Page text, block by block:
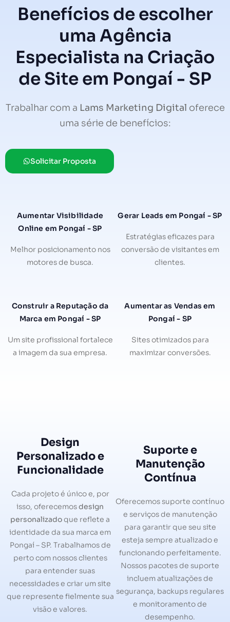
Benefícios de escolher
uma Agência
Especialista na Criação
de Site em Pongaí - SP
Trabalhar com a Lams Marketing Digital oferece
uma série de benefícios:
Solicitar Proposta
Aumentar Visibilidade
Online em Pongaí - SP
Melhor posicionamento nos
motores de busca.
Gerar Leads em Pongaí - SP
Estratégias eficazes para
conversão de visitantes em
clientes.
Construir a Reputação da
Marca em Pongaí - SP
Um site profissional fortalece
a imagem da sua empresa.
Aumentar as Vendas em
Pongaí - SP
Sites otimizados para
maximizar conversões.
Design
Personalizado e
Funcionalidade
Cada projeto é único e, por
isso, oferecemosdesign
personalizadoque reflete a
identidade da sua marca em
Pongaí – SP. Trabalhamos de
perto com nossos clientes
para entender suas
necessidades e criar um site
que represente fielmente sua
visão e valores.
Suporte e
Manutenção
Contínua
Oferecemos suporte contínuo
e serviços de manutenção
para garantir que seu site
esteja sempre atualizado e
funcionando perfeitamente.
Nossos pacotes de suporte
incluem atualizações de
segurança, backups regulares
e monitoramento de
desempenho.